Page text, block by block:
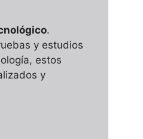
.
y estudios
estos
y